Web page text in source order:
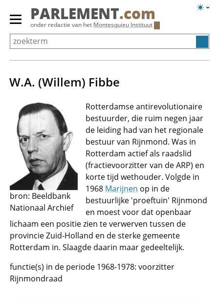
Overslaan
Primair
menu
tonen/verbergen
PARLEMENT.com
onder redactie van het Montesquieu Instituut
W.A. (Willem) Fibbe
bron: Beeldbank
Nationaal Archief
Rotterdamse antirevolutionaire
bestuurder, die ruim negen jaar
de leiding had van het regionale
bestuur van Rijnmond. Was in
Rotterdam actief als raadslid
(fractievoorzitter van de ARP) en
korte tijd wethouder. Volgde in
1968 Marijnen op in de
bestuurlijke 'proeftuin' Rijnmond
en moest voor dat openbaar
lichaam een positie zien te verwerven tussen de
provincie Zuid-Holland en de sterke gemeente
Rotterdam in. Slaagde daarin maar gedeeltelijk.
functie(s) in de periode 1968-1978: voorzitter
Rijnmondraad